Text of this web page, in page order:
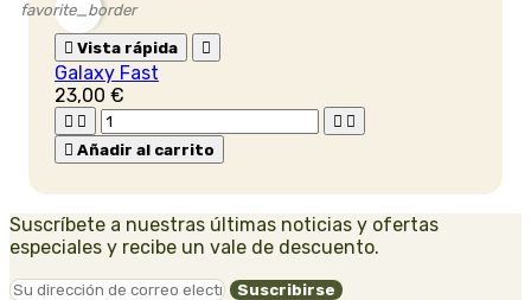
favorite_border
 Vista rápida 
Galaxy Fast
23,00 €
   
 Añadir al carrito
Suscríbete a nuestras últimas noticias y ofertas
especiales y recibe un vale de descuento.